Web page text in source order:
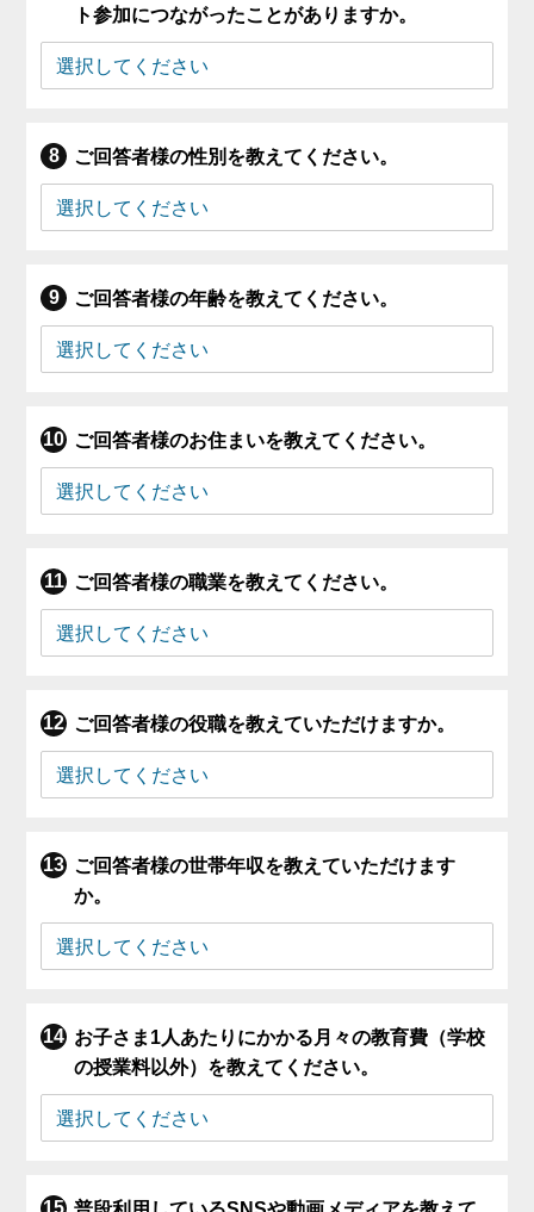
ト参加につながったことがありますか。
ご回答者様の性別を教えてください。
ご回答者様の年齢を教えてください。
ご回答者様のお住まいを教えてください。
ご回答者様の職業を教えてください。
ご回答者様の役職を教えていただけますか。
ご回答者様の世帯年収を教えていただけます
か。
お子さま1人あたりにかかる月々の教育費（学校
の授業料以外）を教えてください。